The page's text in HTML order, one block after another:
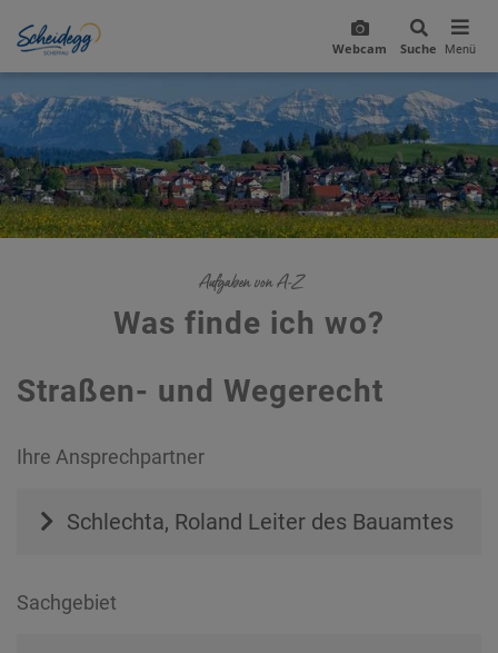
Webcam Suche Menü
Aufgaben von A-Z
Was finde ich wo?
Straßen- und Wegerecht
Ihre Ansprechpartner
Schlechta, Roland Leiter des Bauamtes
Sachgebiet